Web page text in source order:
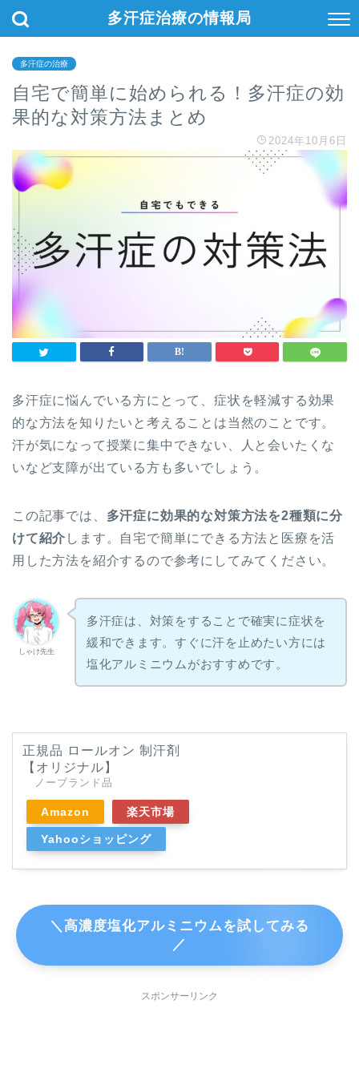
多汗症治療の情報局
多汗症の治療
自宅で簡単に始められる！多汗症の効
果的な対策方法まとめ
2024年10月6日
多汗症に悩んでいる方にとって、症状を軽減する効果
的な方法を知りたいと考えることは当然のことです。
汗が気になって授業に集中できない、人と会いたくな
いなど支障が出ている方も多いでしょう。
この記事では、 多汗症に効果的な対策方法を2種類に分
けて紹介 します。自宅で簡単にできる方法と医療を活
用した方法を紹介するので参考にしてみてください。
しゃけ先生
多汗症は、対策をすることで確実に症状を
緩和できます。すぐに汗を止めたい方には
塩化アルミニウムがおすすめです。
正規品 ロールオン 制汗剤
【オリジナル】
ノーブランド品
Amazon 楽天市場
Yahooショッピング
＼高濃度塩化アルミニウムを試してみる
／
スポンサーリンク